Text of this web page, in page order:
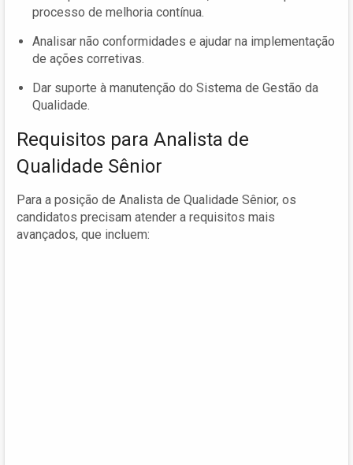
processo de melhoria contínua.
Analisar não conformidades e ajudar na implementação
de ações corretivas.
Dar suporte à manutenção do Sistema de Gestão da
Qualidade.
Requisitos para Analista de
Qualidade Sênior
Para a posição de Analista de Qualidade Sênior, os
candidatos precisam atender a requisitos mais
avançados, que incluem: